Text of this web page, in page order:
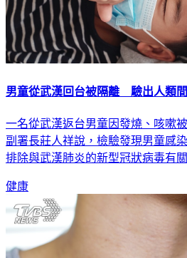
男童從武漢回台被隔離 驗出人類
一名從武漢返台男童因發燒、咳嗽
副署長莊人祥說，檢驗發現男童感
排除與武漢肺炎的新型冠狀病毒有關
健康